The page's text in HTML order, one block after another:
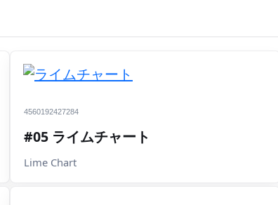
4560192427284
#05 ライムチャート
Lime Chart